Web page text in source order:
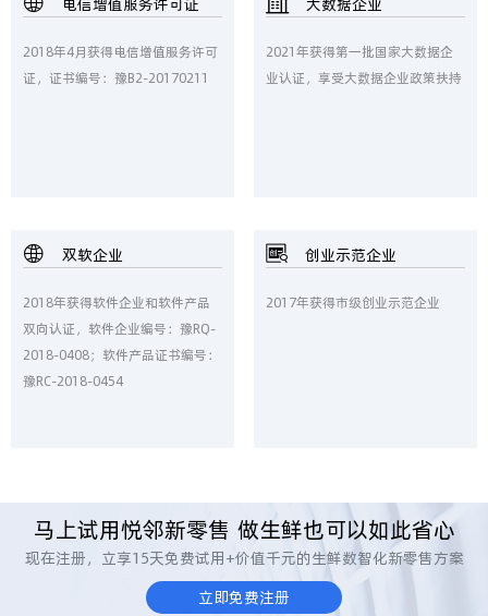
2018年4月获得电信增值服务许可
证，证书编号：豫B2-20170211
2021年获得第一批国家大数据企
业认证，享受大数据企业政策扶持
双软企业
2018年获得软件企业和软件产品
双向认证，软件企业编号：豫RQ-
2018-0408；软件产品证书编号：
豫RC-2018-0454
创业示范企业
2017年获得市级创业示范企业
马上试用悦邻新零售 做生鲜也可以如此省心
现在注册，立享15天免费试用+价值千元的生鲜数智化新零售方案
立即免费注册